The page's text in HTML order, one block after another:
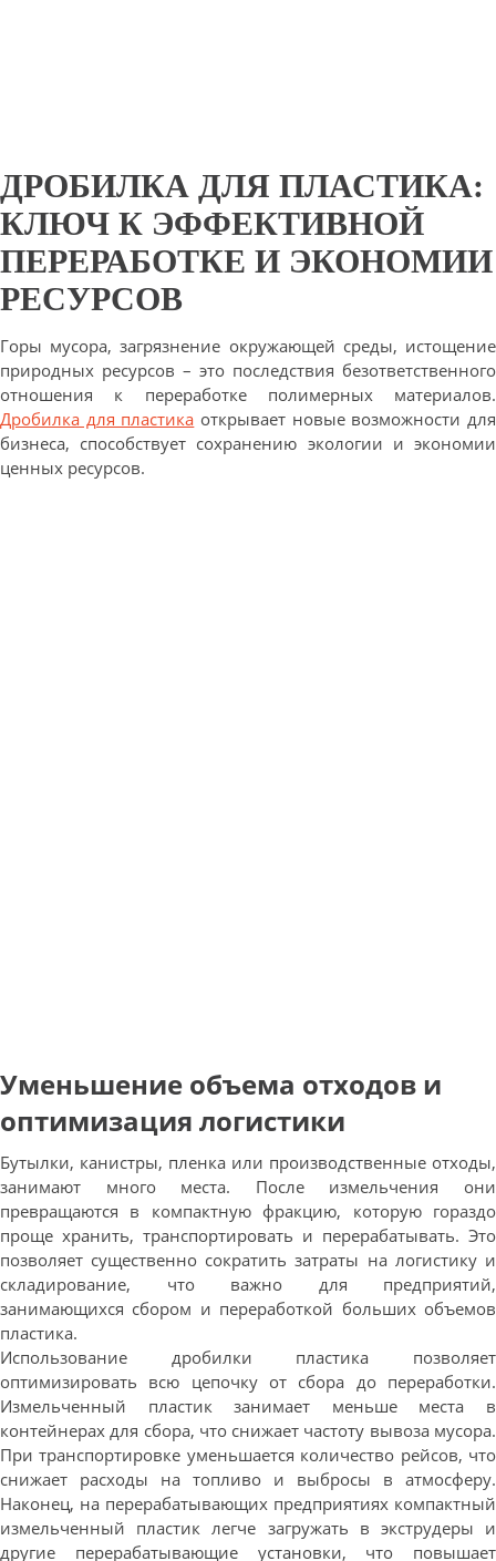
ДРОБИЛКА ДЛЯ ПЛАСТИКА:
КЛЮЧ К ЭФФЕКТИВНОЙ
ПЕРЕРАБОТКЕ И ЭКОНОМИИ
РЕСУРСОВ
Горы мусора, загрязнение окружающей среды, истощение
природных ресурсов – это последствия безответственного
отношения к переработке полимерных материалов.
Дробилка для пластика открывает новые возможности для
бизнеса, способствует сохранению экологии и экономии
ценных ресурсов.
Уменьшение объема отходов и
оптимизация логистики
Бутылки, канистры, пленка или производственные отходы,
занимают много места. После измельчения они
превращаются в компактную фракцию, которую гораздо
проще хранить, транспортировать и перерабатывать. Это
позволяет существенно сократить затраты на логистику и
складирование, что важно для предприятий,
занимающихся сбором и переработкой больших объемов
пластика.
Использование дробилки пластика позволяет
оптимизировать всю цепочку от сбора до переработки.
Измельченный пластик занимает меньше места в
контейнерах для сбора, что снижает частоту вывоза мусора.
При транспортировке уменьшается количество рейсов, что
снижает расходы на топливо и выбросы в атмосферу.
Наконец, на перерабатывающих предприятиях компактный
измельченный пластик легче загружать в экструдеры и
другие перерабатывающие установки, что повышает